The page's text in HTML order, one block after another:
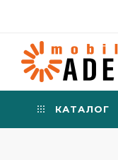
КАТАЛОГ